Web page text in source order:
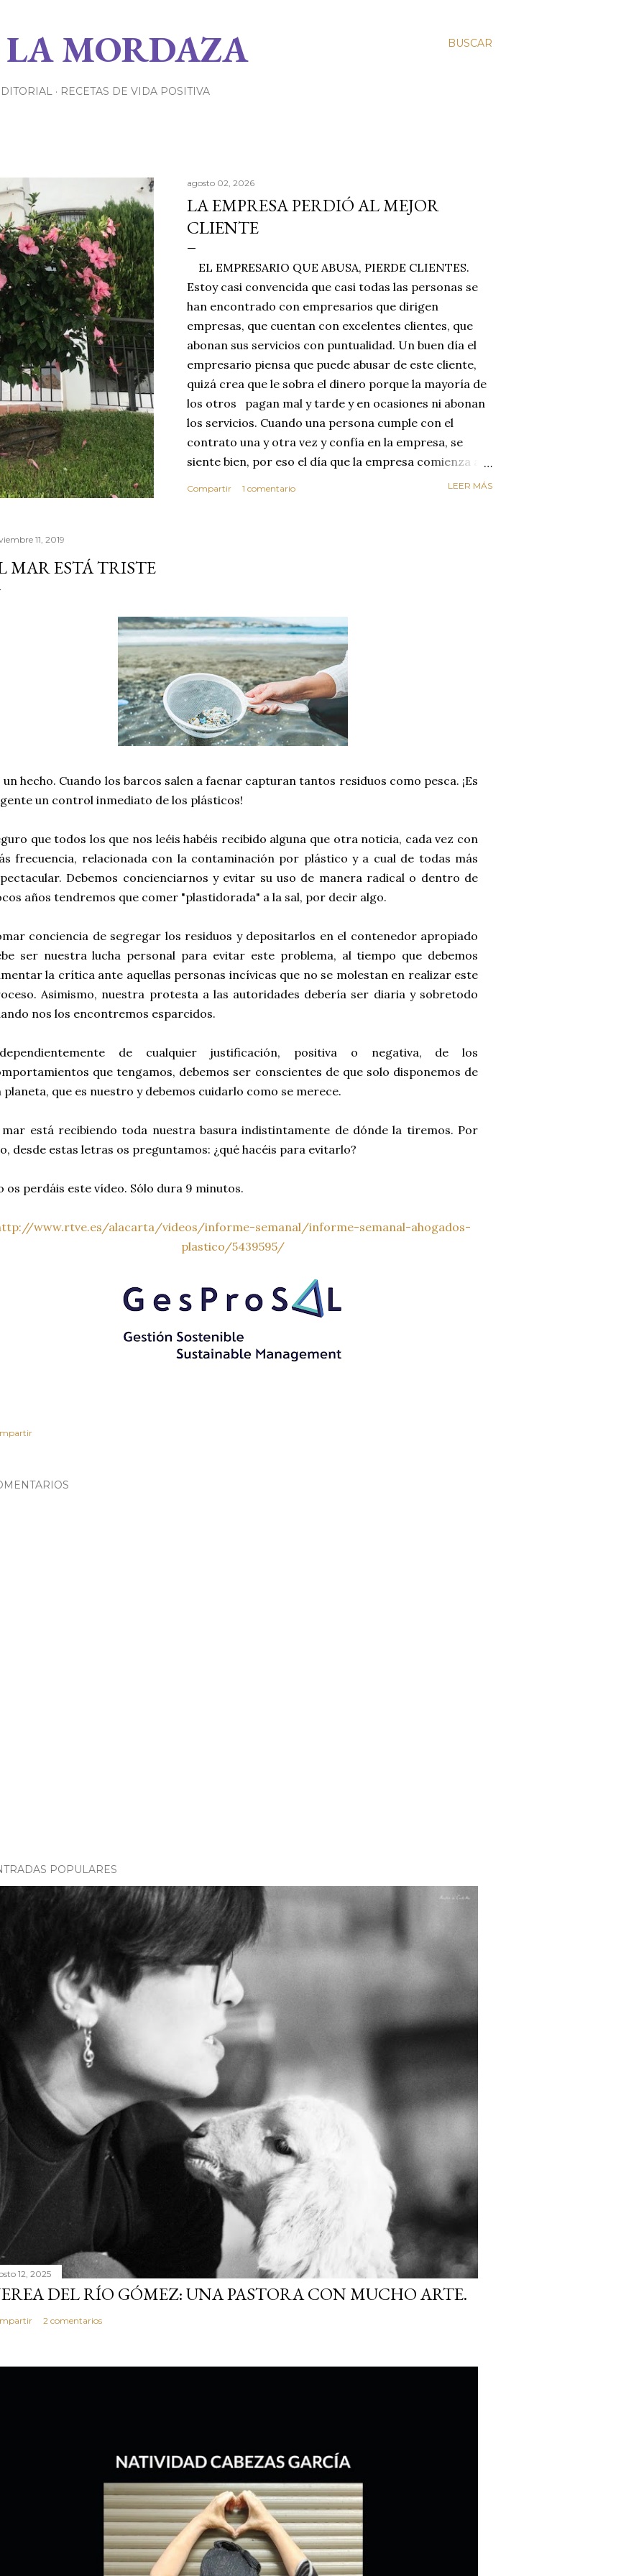
BUSCAR
MORDAZA
RECETAS DE VIDA POSITIVA
agosto 02, 2026
LA EMPRESA PERDIÓ AL MEJOR
CLIENTE
EL EMPRESARIO QUE ABUSA, PIERDE CLIENTES.
Estoy casi convencida que casi todas las personas se
han encontrado con empresarios que dirigen
empresas, que cuentan con excelentes clientes, que
abonan sus servicios con puntualidad. Un buen día el
empresario piensa que puede abusar de este cliente,
quizá crea que le sobra el dinero porque la mayoría de
los otros pagan mal y tarde y en ocasiones ni abonan
los servicios. Cuando una persona cumple con el
contrato una y otra vez y confía en la empresa, se
siente bien, por eso el día que la empresa comienza a
por este motivo la competencia es enorme y es aquí
dond...
Compartir 1 comentario LEER MÁS
11, 2019
MAR ESTÁ TRISTE
un hecho. Cuando los barcos salen a faenar capturan tantos residuos como pesca. ¡Es
un control inmediato de los plásticos!
que todos los que nos leéis habéis recibido alguna que otra noticia, cada vez con
frecuencia, relacionada con la contaminación por plástico y a cual de todas más
Debemos concienciarnos y evitar su uso de manera radical o dentro de
años tendremos que comer "plastidorada" a la sal, por decir algo.
conciencia de segregar los residuos y depositarlos en el contenedor apropiado
ser nuestra lucha personal para evitar este problema, al tiempo que debemos
la crítica ante aquellas personas incívicas que no se molestan en realizar este
Asimismo, nuestra protesta a las autoridades debería ser diaria y sobretodo
nos los encontremos esparcidos.
de cualquier justificación, positiva o negativa, de los
que tengamos, debemos ser conscientes de que solo disponemos de
planeta, que es nuestro y debemos cuidarlo como se merece.
mar está recibiendo toda nuestra basura indistintamente de dónde la tiremos. Por
desde estas letras os preguntamos: ¿qué hacéis para evitarlo?
os perdáis este vídeo. Sólo dura 9 minutos.
www.rtve.es/alacarta/videos/informe-semanal/informe-semanal-ahogados-
plastico/5439595/
POPULARES
12, 2025
DEL RÍO GÓMEZ: UNA PASTORA CON MUCHO ARTE.
2 comentarios